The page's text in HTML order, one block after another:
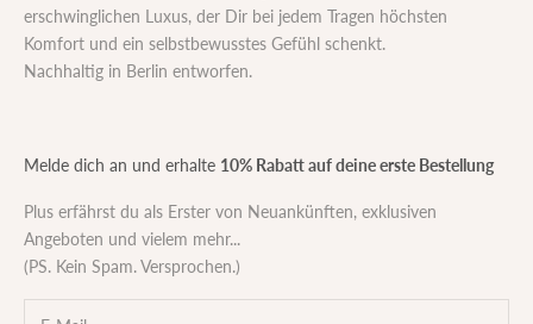
erschwinglichen Luxus, der Dir bei jedem Tragen höchsten
Komfort und ein selbstbewusstes Gefühl schenkt.
Nachhaltig in Berlin entworfen.
Melde dich an und erhalte 10% Rabatt auf deine erste Bestellung
Plus erfährst du als Erster von Neuankünften, exklusiven
Angeboten und vielem mehr...
(PS. Kein Spam. Versprochen.)